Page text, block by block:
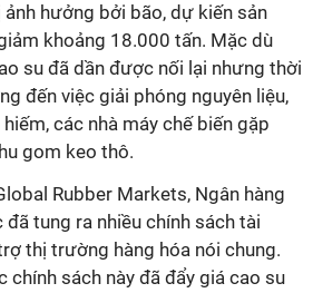
hưởng bởi bão, dự kiến sản
khoảng 18.000 tấn. Mặc dù
su đã dần được nối lại nhưng thời
đến việc giải phóng nguyên liệu,
các nhà máy chế biến gặp
gom keo thô.
Rubber Markets, Ngân hàng
đã tung ra nhiều chính sách tài
thị trường hàng hóa nói chung.
chính sách này đã đẩy giá cao su